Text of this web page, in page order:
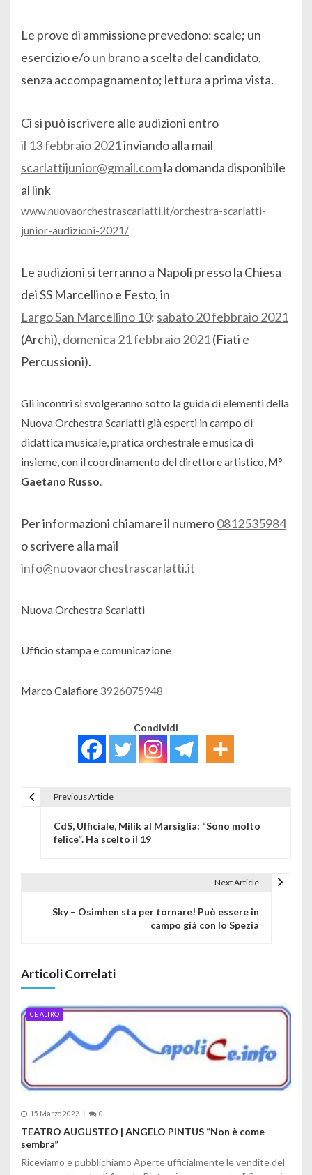
Le prove di ammissione prevedono: scale; un
esercizio e/o un brano a scelta del candidato,
senza accompagnamento; lettura a prima vista.
Ci si può iscrivere alle audizioni entro
il 13 febbraio 2021inviando alla mail
scarlattijunior@gmail.comla domanda disponibile
al link
www.nuovaorchestrascarlatti.it/orchestra-scarlatti-
junior-audizioni-2021/
Le audizioni si terranno a Napoli presso la Chiesa
dei SS Marcellino e Festo, in
Largo San Marcellino 10: sabato 20 febbraio 2021
(Archi), domenica 21 febbraio 2021(Fiati e
Percussioni).
Gli incontri si svolgeranno sotto la guida di elementi della
Nuova Orchestra Scarlatti già esperti in campo di
didattica musicale, pratica orchestrale e musica di
insieme, con il coordinamento del direttore artistico, M°
Gaetano Russo
Per informazioni chiamare il numero0812535984
o scrivere alla mail
info@nuovaorchestrascarlatti.it
Nuova Orchestra Scarlatti
Ufficio stampa e comunicazione
Marco Calafiore3926075948
Condividi
Previous Article
CdS, Ufficiale, Milik al Marsiglia: “Sono molto
felice”. Ha scelto il 19
Next Article
Sky – Osimhen sta per tornare! Può essere in
campo già con lo Spezia
Articoli Correlati
CE ALTRO
15 Marzo 2022 0
TEATRO AUGUSTEO | ANGELO PINTUS “Non è come
sembra”
Riceviamo e pubblichiamo Aperte ufficialmente le vendite del